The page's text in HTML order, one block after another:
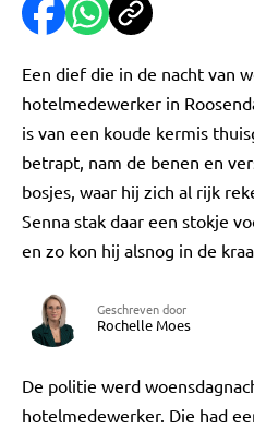
Een dief die in de nacht van
hotelmedewerker in
is van een koude kermis
betrapt, nam de benen en
bosjes, waar hij zich al rijk
Senna stak daar een stokje
en zo kon hij alsnog in de
Geschreven door
Rochelle Moes
De politie werd
hotelmedewerker. Die had